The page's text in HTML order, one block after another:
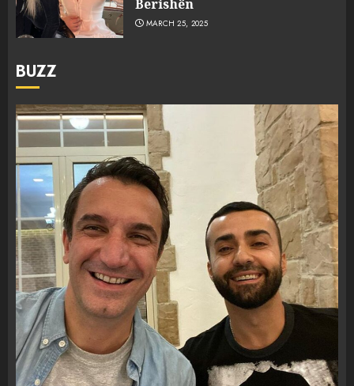
Berishën
MARCH 25, 2025
BUZZ